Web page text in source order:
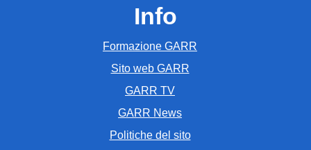
Info
Formazione GARR
Sito web GARR
GARR TV
GARR News
Politiche del sito